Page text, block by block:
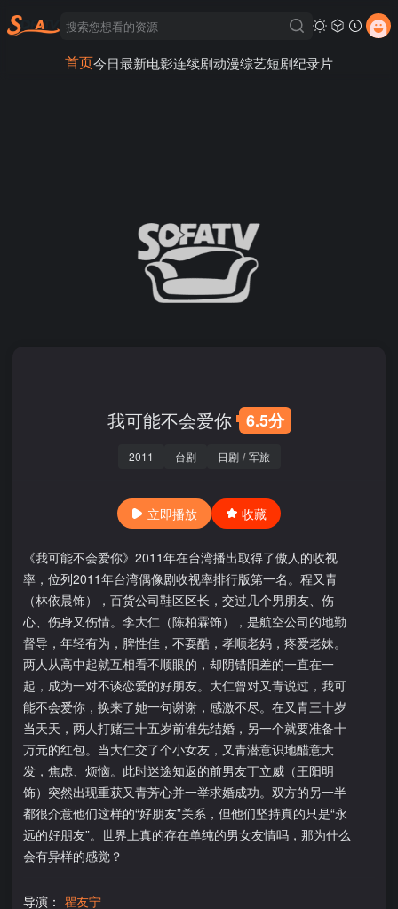
首页今日最新电影连续剧动漫综艺短剧纪录片
我可能不会爱你 6.5分
2011 台剧 日剧 / 军旅
立即播放 收藏
《我可能不会爱你》2011年在台湾播出取得了傲人的收视
率，位列2011年台湾偶像剧收视率排行版第一名。程又青
（林依晨饰），百货公司鞋区区长，交过几个男朋友、伤
心、伤身又伤情。李大仁（陈柏霖饰），是航空公司的地勤
督导，年轻有为，脾性佳，不耍酷，孝顺老妈，疼爱老妹。
两人从高中起就互相看不顺眼的，却阴错阳差的一直在一
起，成为一对不谈恋爱的好朋友。大仁曾对又青说过，我可
能不会爱你，换来了她一句谢谢，感激不尽。在又青三十岁
当天天，两人打赌三十五岁前谁先结婚，另一个就要准备十
万元的红包。当大仁交了个小女友，又青潜意识地醋意大
发，焦虑、烦恼。此时迷途知返的前男友丁立威（王阳明
饰）突然出现重获又青芳心并一举求婚成功。双方的另一半
都很介意他们这样的“好朋友”关系，但他们坚持真的只是“永
远的好朋友”。世界上真的存在单纯的男女友情吗，那为什么
会有异样的感觉？
导演： 瞿友宁